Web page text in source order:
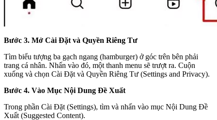
Bước 3. Mở Cài Đặt và Quyền Riêng Tư
Tìm biểu tượng ba gạch ngang (hamburger) ở góc trên bên phải
trang cá nhân. Nhấn vào đó, một thanh menu sẽ trượt ra. Cuộn
xuống và chọn Cài Đặt và Quyền Riêng Tư (Settings and Privacy).
Bước 4. Vào Mục Nội Dung Đề Xuất
Trong phần Cài Đặt (Settings), tìm và nhấn vào mục Nội Dung Đề
Xuất (Suggested Content).